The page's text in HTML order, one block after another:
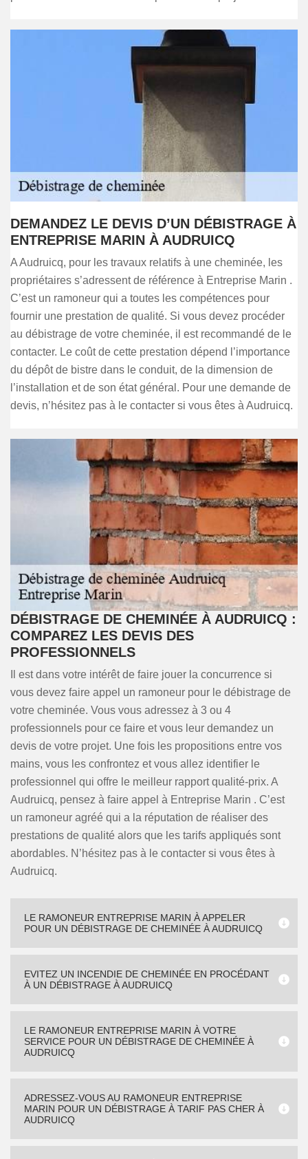
DEMANDEZ LE DEVIS D’UN DÉBISTRAGE À
ENTREPRISE MARIN À AUDRUICQ
A Audruicq, pour les travaux relatifs à une cheminée, les
propriétaires s’adressent de référence à Entreprise Marin .
C’est un ramoneur qui a toutes les compétences pour
fournir une prestation de qualité. Si vous devez procéder
au débistrage de votre cheminée, il est recommandé de le
contacter. Le coût de cette prestation dépend l’importance
du dépôt de bistre dans le conduit, de la dimension de
l’installation et de son état général. Pour une demande de
devis, n’hésitez pas à le contacter si vous êtes à Audruicq.
DÉBISTRAGE DE CHEMINÉE À AUDRUICQ :
COMPAREZ LES DEVIS DES
PROFESSIONNELS
Il est dans votre intérêt de faire jouer la concurrence si
vous devez faire appel un ramoneur pour le débistrage de
votre cheminée. Vous vous adressez à 3 ou 4
professionnels pour ce faire et vous leur demandez un
devis de votre projet. Une fois les propositions entre vos
mains, vous les confrontez et vous allez identifier le
professionnel qui offre le meilleur rapport qualité-prix. A
Audruicq, pensez à faire appel à Entreprise Marin . C’est
un ramoneur agréé qui a la réputation de réaliser des
prestations de qualité alors que les tarifs appliqués sont
abordables. N’hésitez pas à le contacter si vous êtes à
Audruicq.
LE RAMONEUR ENTREPRISE MARIN À APPELER
POUR UN DÉBISTRAGE DE CHEMINÉE À AUDRUICQ
EVITEZ UN INCENDIE DE CHEMINÉE EN PROCÉDANT
À UN DÉBISTRAGE À AUDRUICQ
LE RAMONEUR ENTREPRISE MARIN À VOTRE
SERVICE POUR UN DÉBISTRAGE DE CHEMINÉE À
AUDRUICQ
ADRESSEZ-VOUS AU RAMONEUR ENTREPRISE
MARIN POUR UN DÉBISTRAGE À TARIF PAS CHER À
AUDRUICQ